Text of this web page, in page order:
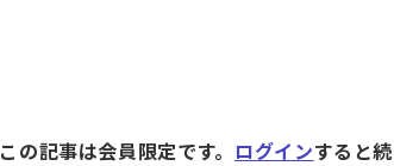
この記事は会員限定です。 ログインすると